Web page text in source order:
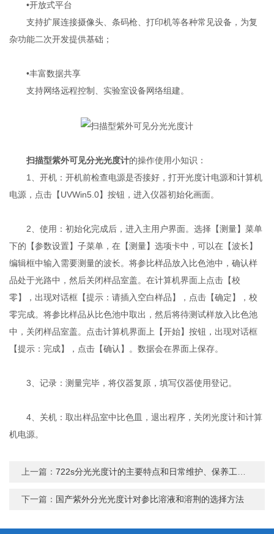
•开放式平台
支持扩展连接摄像头、条码枪、打印机等各种常见设备，为复
杂功能二次开发提供基础；
•丰富数据共享
支持网络远程控制、实验室设备网络组建。
扫描型紫外可见分光光度计的操作使用小知识：
1、开机：开机前检查电源是否接好，打开光度计电源和计算机
电源，点击【UVWin5.0】按钮，进入仪器初始化画面。
2、使用：初始化完成后，进入主用户界面。选择【测量】菜单
下的【参数设置】子菜单，在【测量】选项卡中，可以在【波长】
编辑框中输入需要测量的波长。将参比样品放入比色池中，确认样
品处于光路中，然后关闭样品室盖。在计算机界面上点击【校
零】，出现对话框【提示：请插入空白样品】，点击【确定】，校
零完成。将参比样品从比色池中取出，然后将待测试样放入比色池
中，关闭样品室盖。点击计算机界面上【开始】按钮，出现对话框
【提示：完成】，点击【确认】。数据会在界面上保存。
3、记录：测量完毕，将仪器复原，填写仪器使用登记。
4、关机：取出样品室中比色皿，退出程序，关闭光度计和计算
机电源。
上一篇：722s分光光度计的主要特点和日常维护、保养工作说明
下一篇： 国产紫外分光光度计对参比溶液和溶荆的选择方法